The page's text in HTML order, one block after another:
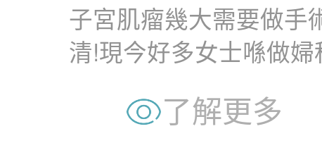
子宮肌瘤幾大需要做手
清!現今好多女士喺做
了解更多